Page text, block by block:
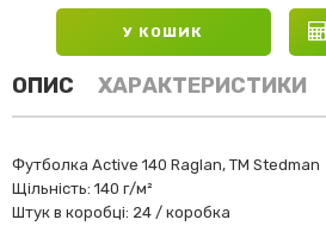
У КОШИК
ОПИС ХАРАКТЕРИСТИКИ
Футболка Active 140 Raglan, ТМ Stedman
Щільність: 140 г/м²
Штук в коробці: 24 / коробка